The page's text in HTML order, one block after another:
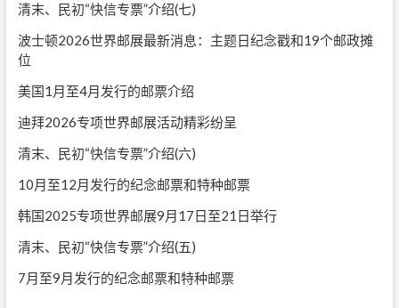
清末、民初“快信专票”介绍(七)
波士顿2026世界邮展最新消息：主题日纪念戳和19个邮政摊
位
美国1月至4月发行的邮票介绍
迪拜2026专项世界邮展活动精彩纷呈
清末、民初“快信专票”介绍(六)
10月至12月发行的纪念邮票和特种邮票
韩国2025专项世界邮展9月17日至21日举行
清末、民初“快信专票”介绍(五)
7月至9月发行的纪念邮票和特种邮票